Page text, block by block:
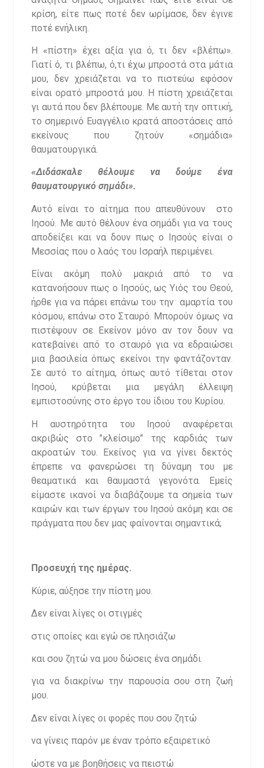
κρίση, είτε πως ποτέ δεν ωρίμασε, δεν έγινε
ποτέ ενήλικη.
Η «πίστη» έχει αξία για ό, τι δεν «βλέπω».
Γιατί ό, τι βλέπω, ό,τι έχω μπροστά στα μάτια
μου, δεν χρειάζεται να το πιστεύω εφόσον
είναι ορατό μπροστά μου. Η πίστη χρειάζεται
γι αυτά που δεν βλέπουμε. Με αυτή την οπτική,
το σημερινό Ευαγγέλιο κρατά αποστάσεις από
εκείνους που ζητούν «σημάδια»
θαυματουργικά.
«Διδάσκαλε θέλουμε να δούμε ένα
θαυματουργικό σημάδι».
Αυτό είναι το αίτημα που απευθύνουν στο
Ιησού. Με αυτό θέλουν ένα σημάδι για να τους
αποδείξει και να δουν πως ο Ιησούς είναι ο
Μεσσίας που ο λαός του Ισραήλ περιμένει.
Είναι ακόμη πολύ μακριά από το να
κατανοήσουν πως ο Ιησούς, ως Υιός του Θεού,
ήρθε για να πάρει επάνω του την αμαρτία του
κόσμου, επάνω στο Σταυρό. Μπορούν όμως να
πιστέψουν σε Εκείνον μόνο αν τον δουν να
κατεβαίνει από το σταυρό για να εδραιώσει
μια βασιλεία όπως εκείνοι την φαντάζονταν.
Σε αυτό το αίτημα, όπως αυτό τίθεται στον
Ιησού, κρύβεται μια μεγάλη έλλειψη
εμπιστοσύνης στο έργο του ίδιου του Κυρίου.
Η αυστηρότητα του Ιησού αναφέρεται
ακριβώς στο ’’κλείσιμο’’ της καρδιάς των
ακροατών του. Εκείνος για να γίνει δεκτός
έπρεπε να φανερώσει τη δύναμη του με
θεαματικά και θαυμαστά γεγονότα. Εμείς
είμαστε ικανοί να διαβάζουμε τα σημεία των
καιρών και των έργων του Ιησού ακόμη και σε
πράγματα που δεν μας φαίνονται σημαντικά;
Προσευχή της ημέρας.
Κύριε, αύξησε την πίστη μου.
Δεν είναι λίγες οι στιγμές
στις οποίες και εγώ σε πλησιάζω
και σου ζητώ να μου δώσεις ένα σημάδι
για να διακρίνω την παρουσία σου στη ζωή
μου.
Δεν είναι λίγες οι φορές που σου ζητώ
να γίνεις παρόν με έναν τρόπο εξαιρετικό
ώστε να με βοηθήσεις να πειστώ